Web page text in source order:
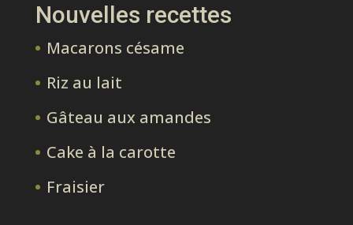
Nouvelles recettes
Macarons césame
Riz au lait
Gâteau aux amandes
Cake à la carotte
Fraisier